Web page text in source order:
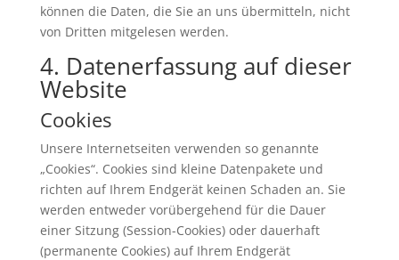
können die Daten, die Sie an uns übermitteln, nicht
von Dritten mitgelesen werden.
4. Datenerfassung auf dieser
Website
Cookies
Unsere Internetseiten verwenden so genannte
„Cookies“. Cookies sind kleine Datenpakete und
richten auf Ihrem Endgerät keinen Schaden an. Sie
werden entweder vorübergehend für die Dauer
einer Sitzung (Session-Cookies) oder dauerhaft
(permanente Cookies) auf Ihrem Endgerät